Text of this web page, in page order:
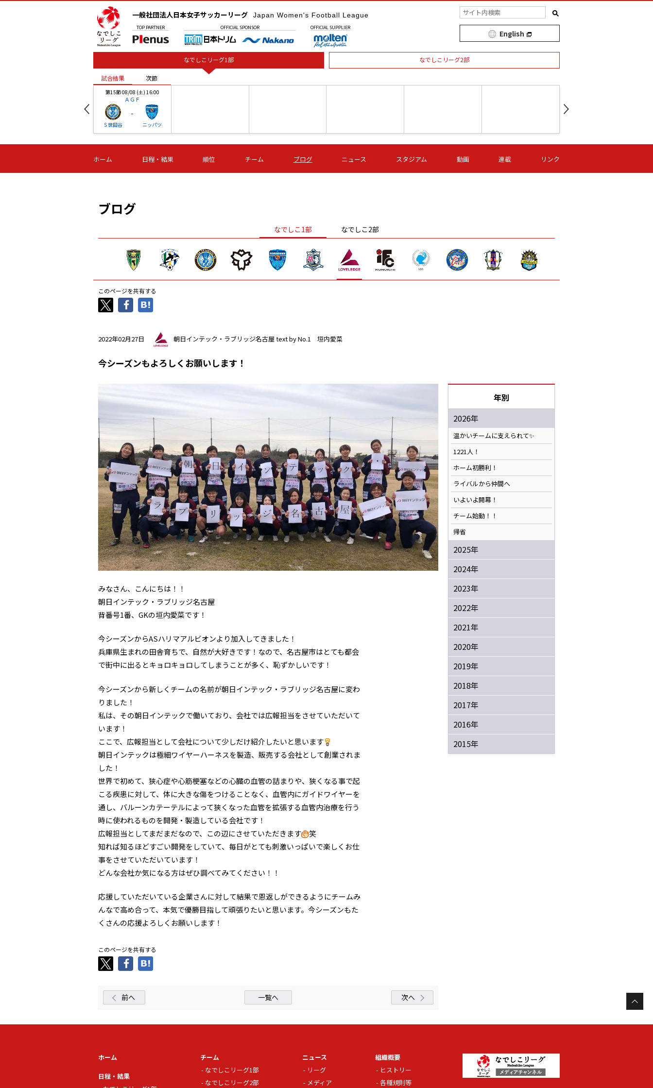
一般社団法人日本女子サッカーリーグ Japan Women's Football League
TOP PARTNER OFFICIAL SPONSOR OFFICIAL SUPPLIER
English
なでしこリーグ1部 なでしこリーグ2部
試合結果 次節
第15節 08/08 (土) 16:00
ＡＧＦ
Ｓ世田谷
-
ニッパツ
-
第16節 09/05 (土) 15:00
ニッパツ
-
第16節 09/05 (土) 15:00
石人の星
-
第16節 09/05 (土) 16:00
ＡＧＦ
-
いちご
-
第16節 09/06 (日) 15:00
-
第16節 09/06 (日) 15:00
- -
試合結果 次節
ホーム 日程・結果 順位 チーム ブログ ニュース スタジアム 動画 連載 リンク
ブログ
なでしこ1部 なでしこ2部
このページを共有する
2022年02月27日 朝日インテック・ラブリッジ名古屋text by No.1 垣内愛菜
今シーズンもよろしくお願いします！
みなさん、こんにちは！！
朝日インテック・ラブリッジ名古屋
背番号1番、GKの垣内愛菜です！
今シーズンからASハリマアルビオンより加入してきました！
兵庫県生まれの田舎育ちで、自然が大好きです！なので、名古屋市はとても都会
で街中に出るとキョロキョロしてしまうことが多く、恥ずかしいです！
今シーズンから新しくチームの名前が朝日インテック・ラブリッジ名古屋に変わ
りました！
私は、その朝日インテックで働いており、会社では広報担当をさせていただいて
います！
ここで、広報担当として会社について少しだけ紹介したいと思います
朝日インテックは極細ワイヤーハーネスを製造、販売する会社として創業されま
した！
世界で初めて、狭心症や心筋梗塞などの心臓の血管の詰まりや、狭くなる事で起
こる疾患に対して、体に大きな傷をつけることなく、血管内にガイドワイヤーを
通し、バルーンカテーテルによって狭くなった血管を拡張する血管内治療を行う
時に使われるものを開発・製造している会社です！
広報担当としてまだまだなので、この辺にさせていただきます
笑
知れば知るほどすごい開発をしていて、毎日がとても刺激いっぱいで楽しくお仕
事をさせていただいています！
どんな会社か気になる方はぜひ調べてみてください！！
応援していただいている企業さんに対して結果で恩返しができるようにチームみ
んなで高め合って、本気で優勝目指して頑張りたいと思います。今シーズンもた
くさんの応援よろしくお願いします！
このページを共有する
前へ 一覧へ 次へ
年別
2026年
温かいチームに支えられて✨️
1221人！
ホーム初勝利！
ライバルから仲間へ
いよいよ開幕！
チーム始動！！
帰省
2025年
2024年
2023年
2022年
2021年
2020年
2019年
2018年
2017年
2016年
2015年
ホーム
日程・結果
チーム
なでしこリーグ1部
なでしこリーグ2部
ニュース
リーグ
メディア
組織概要
ヒストリー
各種規則等